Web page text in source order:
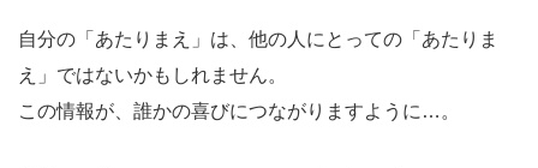
自分の「あたりまえ」は、他の人にとっての「あたりま
え」ではないかもしれません。
この情報が、誰かの喜びにつながりますように…。